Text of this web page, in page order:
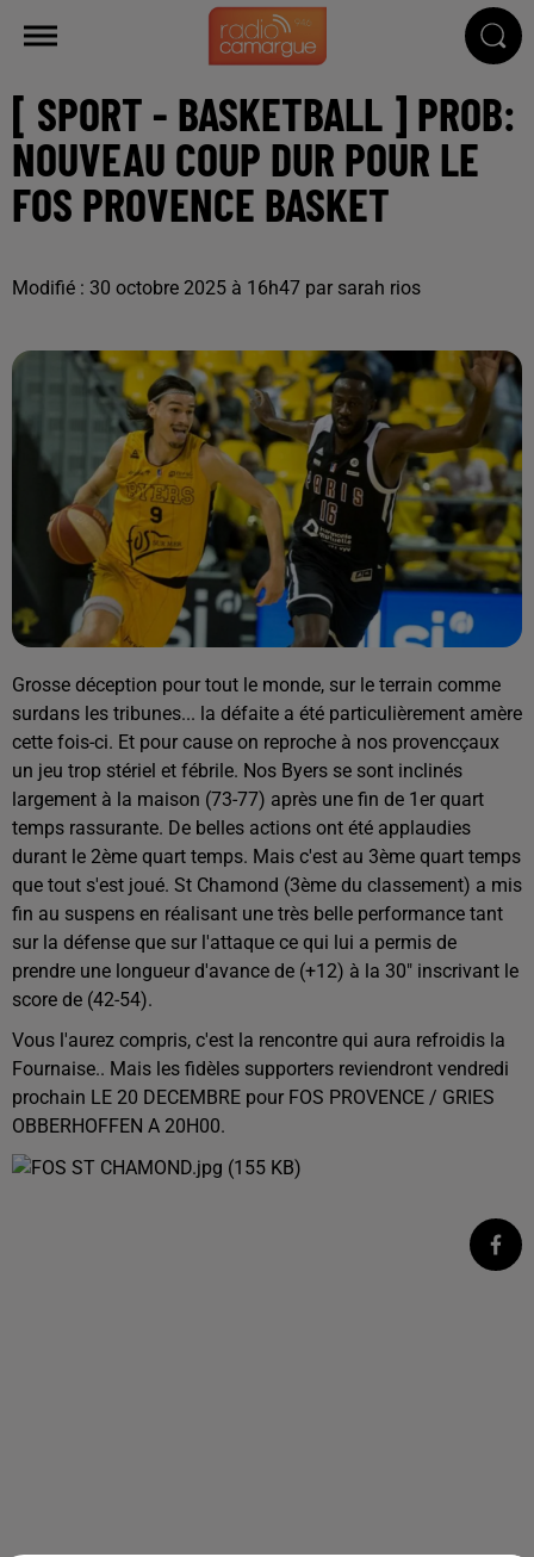
[ SPORT - BASKETBALL ] PROB:
NOUVEAU COUP DUR POUR LE
FOS PROVENCE BASKET
Modifié : 30 octobre 2025 à 16h47 par sarah rios
Grosse déception pour tout le monde, sur le terrain comme
surdans les tribunes... la défaite a été particulièrement amère
cette fois-ci. Et pour cause on reproche à nos provencçaux
un jeu trop stériel et fébrile. Nos Byers se sont inclinés
largement à la maison (73-77) après une fin de 1er quart
temps rassurante. De belles actions ont été applaudies
durant le 2ème quart temps. Mais c'est au 3ème quart temps
que tout s'est joué. St Chamond (3ème du classement) a mis
fin au suspens en réalisant une très belle performance tant
sur la défense que sur l'attaque ce qui lui a permis de
prendre une longueur d'avance de (+12) à la 30" inscrivant le
score de (42-54).
Vous l'aurez compris, c'est la rencontre qui aura refroidis la
Fournaise.. Mais les fidèles supporters reviendront vendredi
prochain LE 20 DECEMBRE pour FOS PROVENCE / GRIES
OBBERHOFFEN A 20H00.